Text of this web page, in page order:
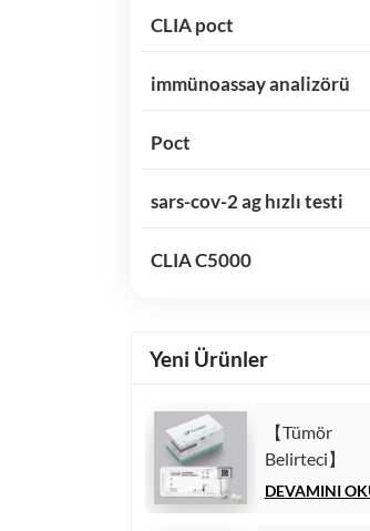
CLIA poct
immünoassay analizörü
Poct
sars-cov-2 ag hızlı testi
CLIA C5000
Yeni Ürünler
【Tümör
Belirteci】
Karbonhidrat
DEVAMINI